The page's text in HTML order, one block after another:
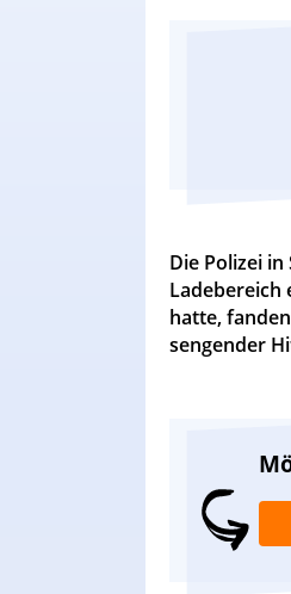
Die Polizei
Ladebereich
hatte,
sengender